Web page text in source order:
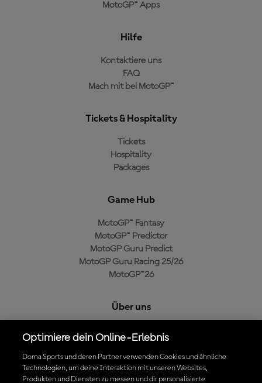
MotoGP™ Apps
Hilfe
Kontaktiere uns
FAQ
Mach mit bei MotoGP™
Tickets & Hospitality
Tickets
Hospitality
Packages
Game Hub
MotoGP™ Fantasy
MotoGP™ Predictor
MotoGP Guru Predict
MotoGP Guru Racing 25/26
MotoGP™26
Über uns
Cookie-Richtlinien
Geschäftsbedingungen
Datenschutzrichtlinien
Optimiere dein Online-Erlebnis
Dorna Sports und deren Partner verwenden Cookies und ähnliche
Technologien, um deine Interaktion mit unseren Websites,
Produkten und Diensten zu messen und dir personalisierte